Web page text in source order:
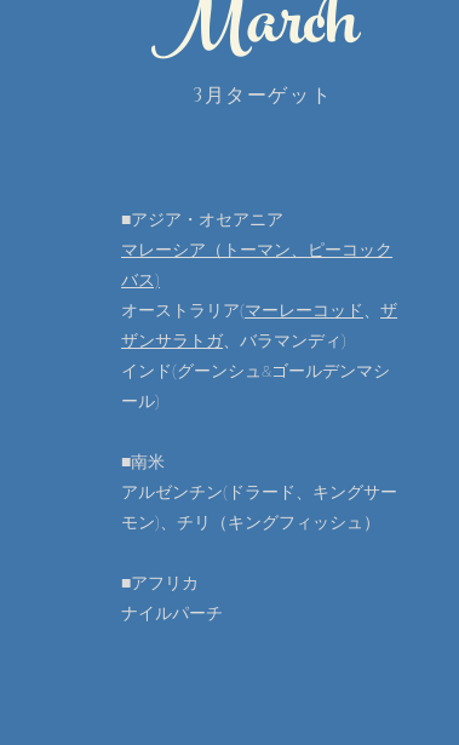
March
3月ターゲット
■アジア・オセアニア
マレーシア（トーマン、ピーコック
バス)
オーストラリア(マーレーコッド 、ザ
ザンサラトガ 、バラマンディ)
インド(グーンシュ&ゴールデンマシ
ール)
■南米
アルゼンチン(ドラード​、キングサー
モン)、チリ（キングフィッシュ）
■アフリカ
​ナイルパーチ